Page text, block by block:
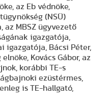
az Eb védnöke,
(NSÜ)
az MBSZ ügyvezető
igazgatója,
igazgatója, Bácsi Péter,
Kovács Gábor, az
korábbi TE-s
ezüstérmes,
is TE-hallgató,